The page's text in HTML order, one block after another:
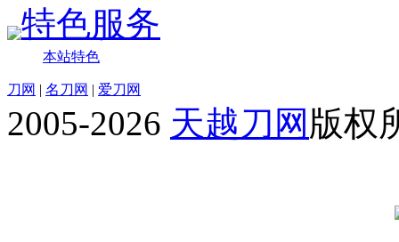
特色服务
本站特色
刀网 | 名刀网 | 爱刀网
2005-2026 天越刀网 版权